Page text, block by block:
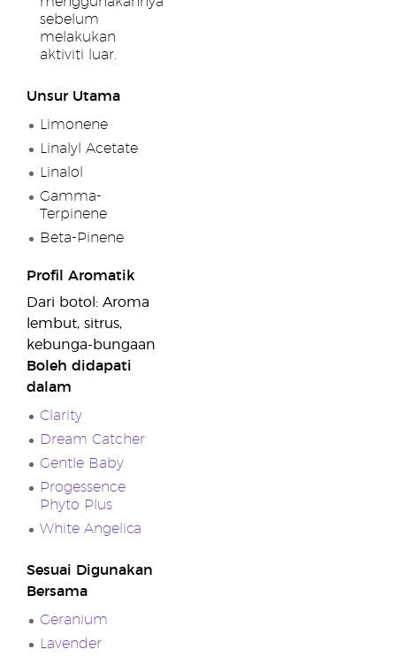
sebelum
melakukan
aktiviti luar.
Unsur Utama
Limonene
Linalyl Acetate
Linalol
Gamma-
Terpinene
Beta-Pinene
Profil Aromatik
Dari botol: Aroma
lembut, sitrus,
kebunga-bungaan
Boleh didapati
dalam
Clarity
Dream Catcher
Gentle Baby
Progessence
Phyto Plus
White Angelica
Sesuai Digunakan
Bersama
Geranium
Lavender